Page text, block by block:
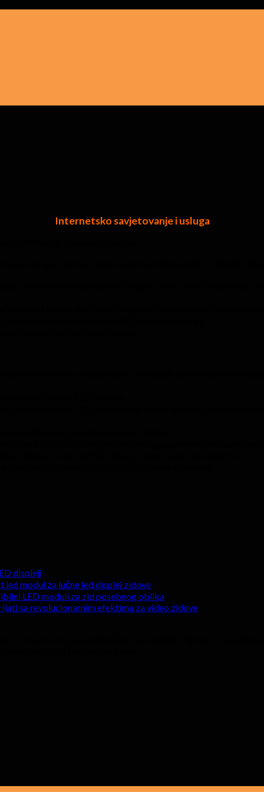
Internetsko savjetovanje i usluga
pružiti usluge na sledeće načine:
usluga. Ostavite nam svoje kontakt podatke i detaljne
kupca putem Team Viewera za instaliranje i
popravljene ćemo vam vratiti čim budemo mogli.
licu mesta po vašim zahtevima.
puštanju u rad LED displeja i periferne opreme, rad softvera
sa softverom za kalibraciju (po trošku).
specifikacija LED displeja. Pored toga, spremni smo sarađivati
rešenja, konstrukcijski dizajn, uslugu nakon prodaje, itd.
spajanja sistema LED displeja;Software Guidance.
displeji
led modul za lučne led displej zidove
LED moduli za zid posebnog oblika
sa revolucionarnim efektima za video zidove
na otvorenom, po pristupačnim tvorničkim cijenama. 5 godine